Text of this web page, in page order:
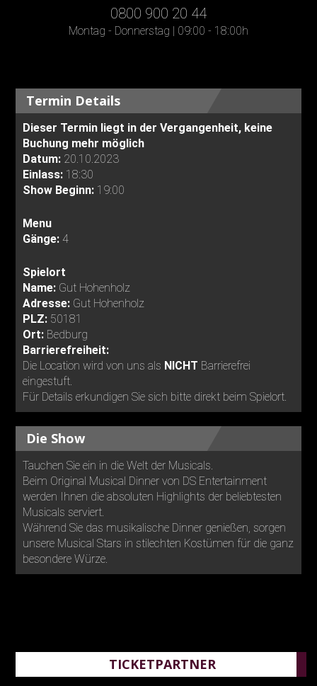
0800 900 20 44
Montag - Donnerstag | 09:00 - 18:00h
Termin Details
Dieser Termin liegt in der Vergangenheit, keine
Buchung mehr möglich
Datum: 20.10.2023
Einlass: 18:30
Show Beginn: 19:00
Menu
Gänge: 4
Spielort
Name: Gut Hohenholz
Adresse: Gut Hohenholz
PLZ: 50181
Ort: Bedburg
Barrierefreiheit:
Die Location wird von uns als NICHT Barrierefrei
eingestuft.
Für Details erkundigen Sie sich bitte direkt beim Spielort.
Die Show
Tauchen Sie ein in die Welt der Musicals.
Beim Original Musical Dinner von DS Entertainment
werden Ihnen die absoluten Highlights der beliebtesten
Musicals serviert.
Während Sie das musikalische Dinner genießen, sorgen
unsere Musical Stars in stilechten Kostümen für die ganz
besondere Würze.
TICKETPARTNER